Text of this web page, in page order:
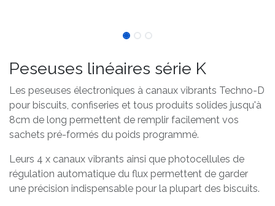
Peseuses linéaires série K
Les peseuses électroniques à canaux vibrants Techno-D
pour biscuits, confiseries et tous produits solides jusqu'à
8cm de long permettent de remplir facilement vos
sachets pré-formés du poids programmé.
Leurs 4 x canaux vibrants ainsi que photocellules de
régulation automatique du flux permettent de garder
une précision indispensable pour la plupart des biscuits.